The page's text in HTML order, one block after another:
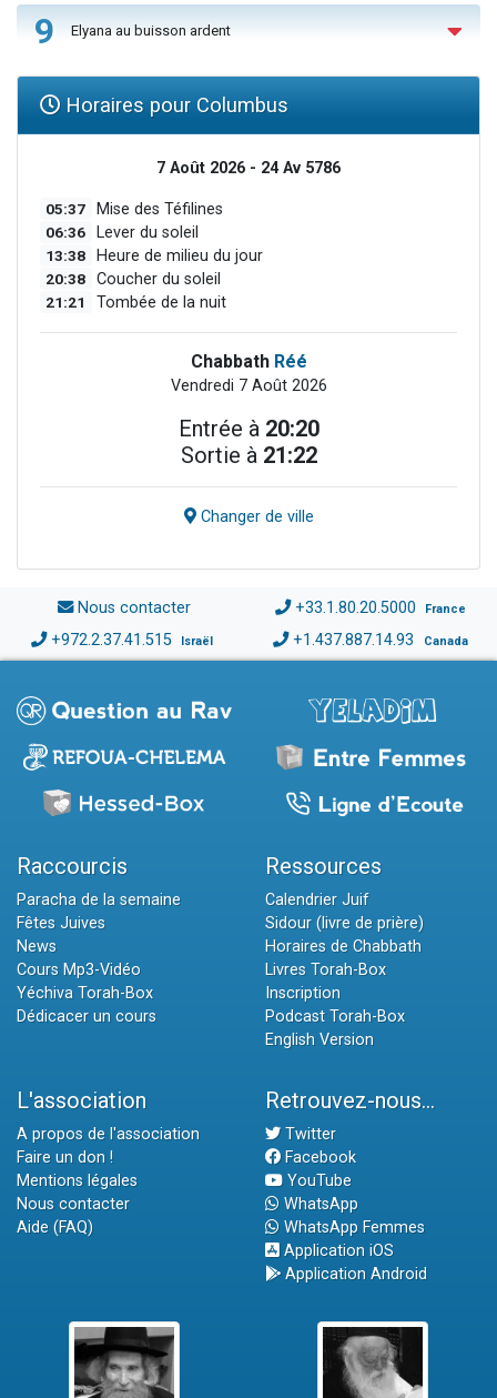
9 Elyana au buisson ardent
Horaires pour Columbus
7 Août 2026 - 24 Av 5786
05:37 Mise des Téfilines
06:36 Lever du soleil
13:38 Heure de milieu du jour
20:38 Coucher du soleil
21:21 Tombée de la nuit
Chabbath Réé
Vendredi 7 Août 2026
Entrée à 20:20
Sortie à 21:22
Changer de ville
Nous contacter +33.1.80.20.5000 France
+972.2.37.41.515 Israël +1.437.887.14.93 Canada
Raccourcis
Paracha de la semaine
Fêtes Juives
News
Cours Mp3-Vidéo
Yéchiva Torah-Box
Dédicacer un cours
Ressources
Calendrier Juif
Sidour (livre de prière)
Horaires de Chabbath
Livres Torah-Box
Inscription
Podcast Torah-Box
English Version
L'association
A propos de l'association
Faire un don !
Mentions légales
Nous contacter
Aide (FAQ)
Retrouvez-nous...
Twitter
Facebook
YouTube
WhatsApp
WhatsApp Femmes
Application iOS
Application Android